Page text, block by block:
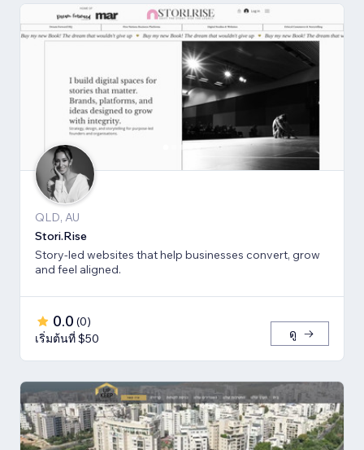
QLD, AU
Stori.Rise
Story-led websites that help businesses convert, grow
and feel aligned.
0.0 (0)
เริ่มต้นที่ $50
ดู